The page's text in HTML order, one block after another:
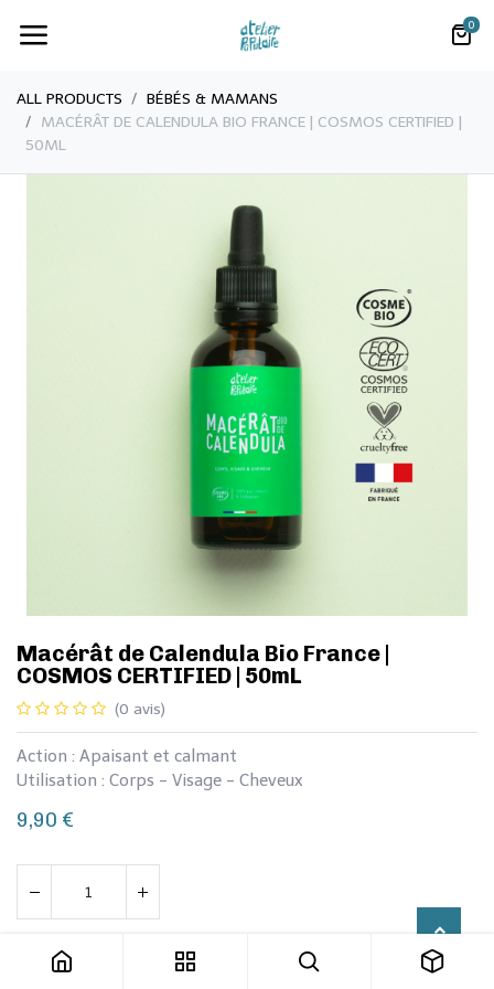
0
ALL PRODUCTS
BÉBÉS & MAMANS
MACÉRÂT DE CALENDULA BIO FRANCE | COSMOS CERTIFIED |
50ML
Macérât de Calendula Bio France |
COSMOS CERTIFIED | 50mL
(0 avis)
Action : Apaisant et calmant
Utilisation : Corps - Visage - Cheveux
9,90 €
Ajouter au panier